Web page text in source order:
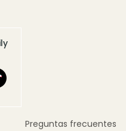
Preguntas frecuentes